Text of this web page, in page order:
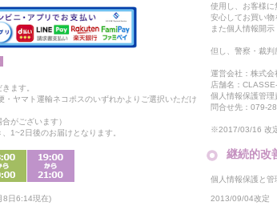
ます。
ヤマト運輸ネコポスのいずれかよりご選択いただけ
がございます）
1~2日後のお届けとなります。
8日6:14現在)
使用し、お客様に
安心してお買い物
また個人情報開
但し、警察・裁判
運営会社：株式会
店舗名：
個人情報保護管
問合せ先：079-
※2017/03/16 改
継続的改
個人情報保護と管
2013/09/04改定